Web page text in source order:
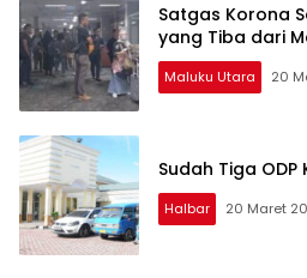
Satgas Korona
yang Tiba dari
Maluku Utara 20
Sudah Tiga
Halbar 20 Maret